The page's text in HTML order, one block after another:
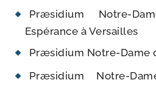
Præsidium Notre-​
Espérance à Versailles
Præsidium Notre-​Dame
Præsidium Notre-​